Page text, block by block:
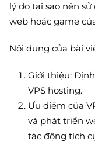
lý do tại sao nên
web hoặc game
Nội dung của bài
Giới thiệu:
VPS hosting.
Ưu điểm của
và phát triển
tác động tích